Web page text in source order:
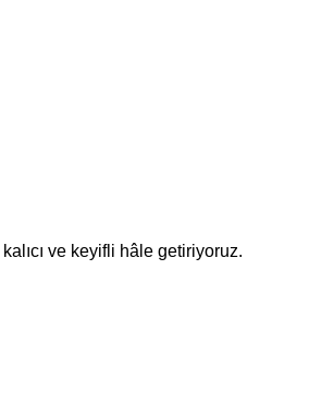
ve keyifli hâle getiriyoruz.